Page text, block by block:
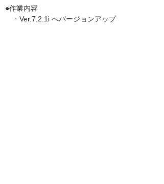
●作業内容
・Ver.7.2.1i へバージョンアップ